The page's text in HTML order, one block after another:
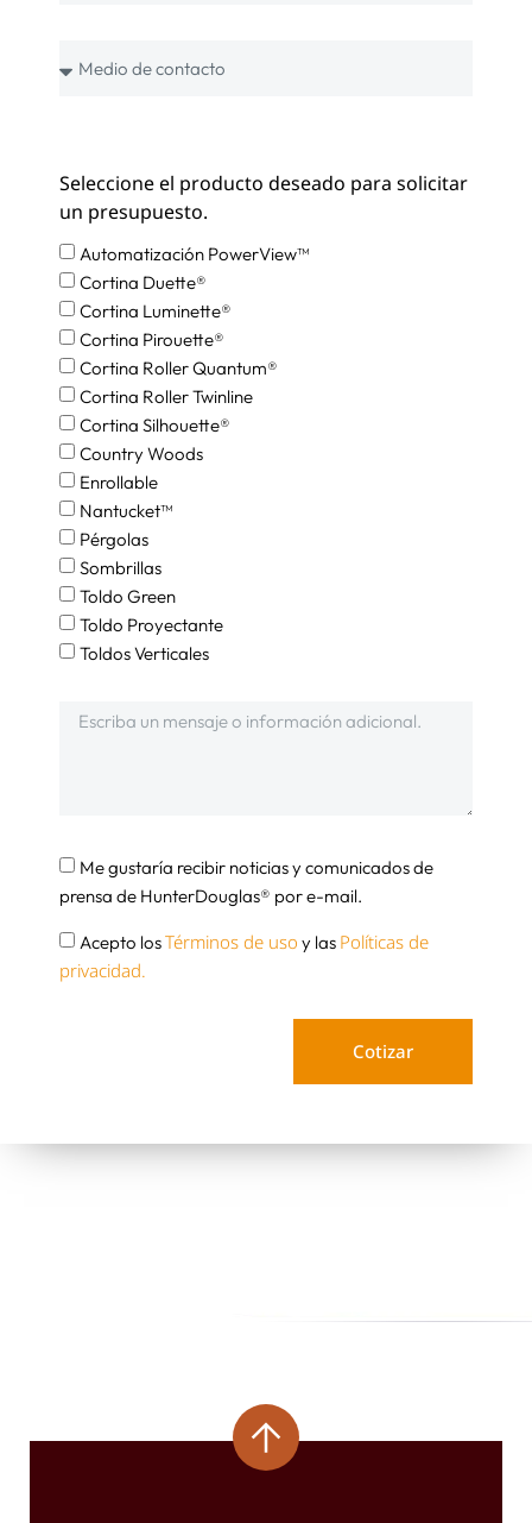
Seleccione el producto deseado para solicitar
un presupuesto.
Automatización PowerView™
Cortina Duette®
Cortina Luminette®
Cortina Pirouette®
Cortina Roller Quantum®
Cortina Roller Twinline
Cortina Silhouette®
Country Woods
Enrollable
Nantucket™
Pérgolas
Sombrillas
Toldo Green
Toldo Proyectante
Toldos Verticales
Me gustaría recibir noticias y comunicados de
prensa de HunterDouglas® por e-mail.
Acepto losTérminos de uso y las Políticas de
privacidad.
Cotizar